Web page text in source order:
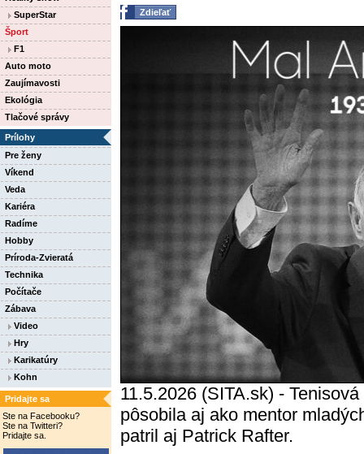
SuperStar
Šport
F1
Auto moto
Zaujímavosti
Ekológia
Tlačové správy
Prílohy
Pre ženy
Víkend
Veda
Kariéra
Radíme
Hobby
Príroda-Zvieratá
Technika
Počítače
Zábava
Video
Hry
Karikatúry
Kohn
Pridajte sa
Ste na Facebooku?
Ste na Twitteri?
Pridajte sa.
Zdieľať
11.5.2026 (SITA.sk) -
pôsobila aj ako mentor
patril aj Patrick Rafter.